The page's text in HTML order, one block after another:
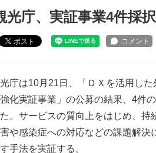
庁、実証事業4件採択
ポスト
庁は10月21日、「ＤＸを活用した
化実証事業」の公募の結果、4件
。サービスの質向上をはじめ、持
や感染症への対応などの課題解決
手法を実証する。